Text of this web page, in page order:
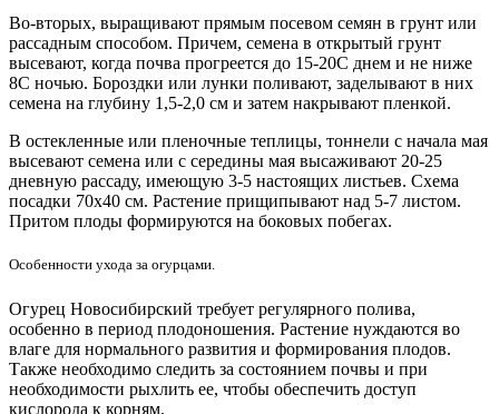
Во-вторых, выращивают прямым посевом семян в грунт или
рассадным способом. Причем, семена в открытый грунт
высевают, когда почва прогреется до 15-20С днем и не ниже
8С ночью. Бороздки или лунки поливают, заделывают в них
семена на глубину 1,5-2,0 см и затем накрывают пленкой.
В остекленные или пленочные теплицы, тоннели с начала мая
высевают семена или с середины мая высаживают 20-25
дневную рассаду, имеющую 3-5 настоящих листьев. Схема
посадки 70х40 см. Растение прищипывают над 5-7 листом.
Притом плоды формируются на боковых побегах.
Особенности ухода за огурцами.
Огурец Новосибирский требует регулярного полива,
особенно в период плодоношения. Растение нуждаются во
влаге для нормального развития и формирования плодов.
Также необходимо следить за состоянием почвы и при
необходимости рыхлить ее, чтобы обеспечить доступ
кислорода к корням.